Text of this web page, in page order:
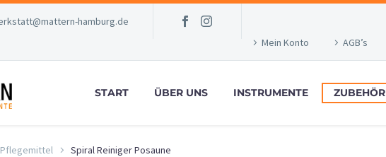
hamburg.de
Mein Konto
AGB’s
START ÜBER UNS INSTRUMENTE ZUBEHÖR
Pflegemittel Spiral Reiniger Posaune